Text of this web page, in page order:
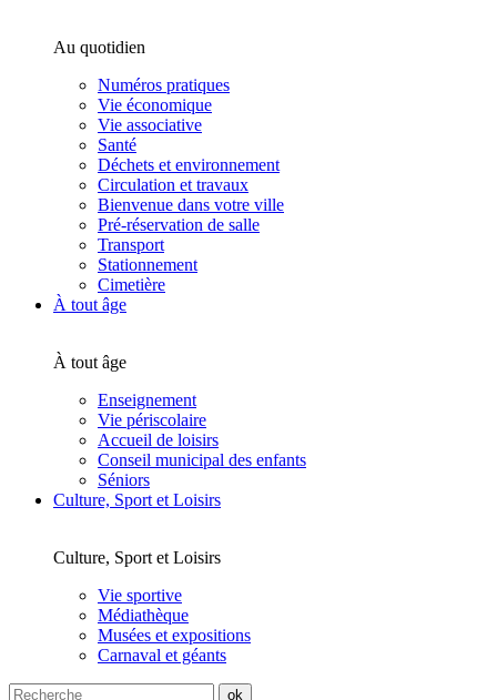
Au quotidien
Numéros pratiques
Vie économique
Vie associative
Santé
Déchets et environnement
Circulation et travaux
Bienvenue dans votre ville
Pré-réservation de salle
Transport
Stationnement
Cimetière
À tout âge
À tout âge
Enseignement
Vie périscolaire
Accueil de loisirs
Conseil municipal des enfants
Séniors
Culture, Sport et Loisirs
Culture, Sport et Loisirs
Vie sportive
Médiathèque
Musées et expositions
Carnaval et géants